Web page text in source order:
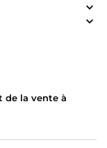
de la vente à